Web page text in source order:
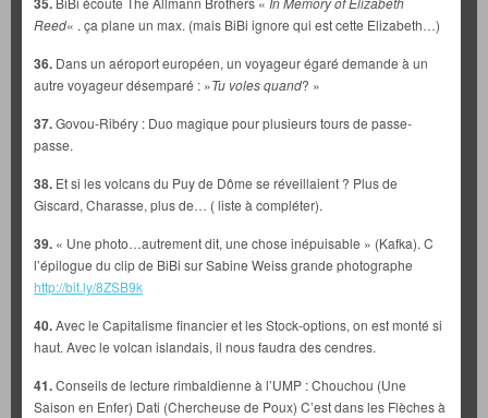
Reed« . ça plane un max. (mais BiBi ignore qui est cette Elizabeth…)
36. Dans un aéroport européen, un voyageur égaré demande à un
autre voyageur désemparé : »Tu volesquand? »
37.Govou-Ribéry : Duo magique pour plusieurs tours de passe-
passe.
38. Et si les volcans du Puy de Dôme se réveillaient ? Plus de
Giscard, Charasse, plus de… ( liste à compléter).
39. « Une photo…autrement dit, une chose inépuisable » (Kafka). C
l’épilogue du clip de BiBi sur Sabine Weiss grande photographe
http://bit.ly/8ZSB9k
40.Avec le Capitalisme financier et les Stock-options, on est monté si
haut. Avec le volcan islandais, il nous faudra des cendres.
41.Conseils de lecture rimbaldienne à l’UMP : Chouchou (Une
Saison en Enfer) Dati (Chercheuse de Poux) C’est dans les Flèches à